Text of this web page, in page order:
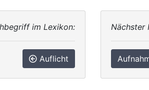
im Lexikon:
Auflicht
Nächster